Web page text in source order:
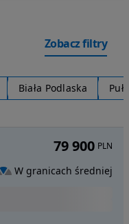
Zobacz filtry
Biała Podlaska
79 900 PLN
W granicach średniej